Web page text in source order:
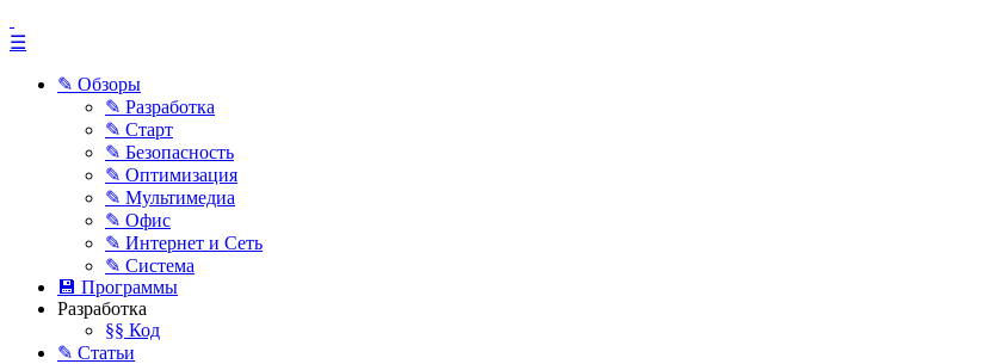
☰
✎ Обзоры
✎ Разработка
✎ Старт
✎ Безопасность
✎ Оптимизация
✎ Мультимедиа
✎ Офис
✎ Интернет и Сеть
✎ Система
💾 Программы
Разработка
§§ Код
✎ Статьи